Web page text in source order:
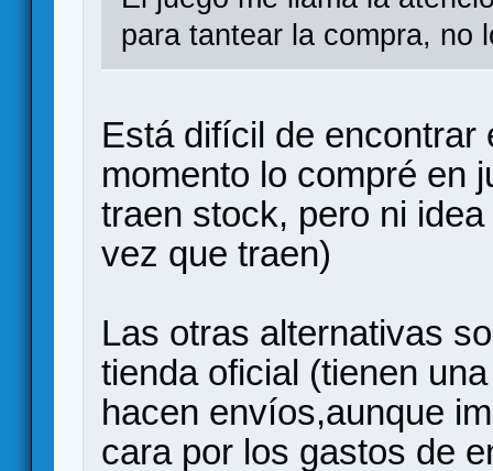
para tantear la compra, no
Está difícil de encontrar
momento lo compré en
traen stock, pero ni
vez que traen)
Las otras alternativas
tienda oficial (tienen
hacen envíos,aunque
cara por los gastos de